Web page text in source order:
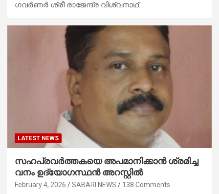
ഗവര്‍ണര്‍ ശ്രീ രാജേന്ദ്ര വിശ്വനാഥ്…
LATEST NEWS
സഹപ്രവർത്തകയെ അപമാനിക്കാൻ ശ്രമിച്ച
വനം ഉദ്യോഗസ്ഥൻ അറസ്റ്റിൽ
February 4, 2026 SABARI NEWS 138 Comments